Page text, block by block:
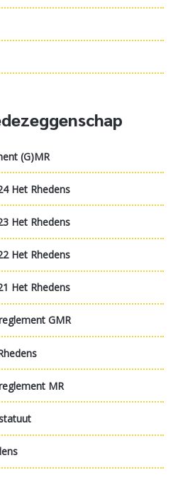
(G)MR
Het Rhedens
Het Rhedens
Het Rhedens
Het Rhedens
GMR
MR